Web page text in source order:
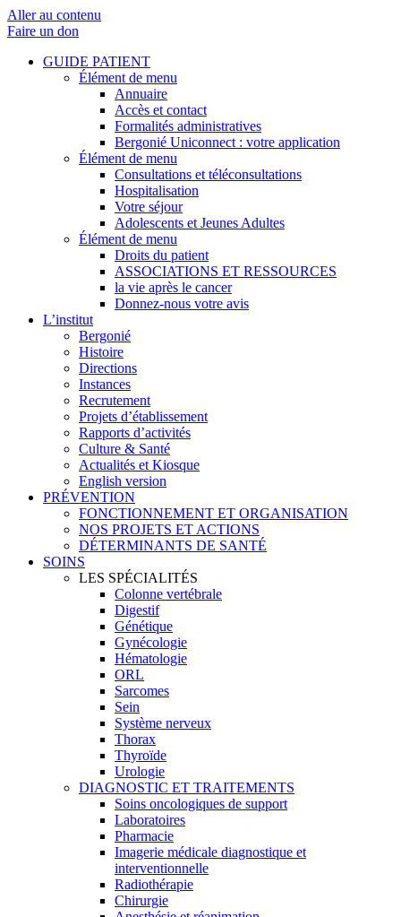
Aller au contenu
Faire un don
GUIDE PATIENT
Élément de menu
Annuaire
Accès et contact
Formalités administratives
Bergonié Uniconnect : votre application
Élément de menu
Consultations et téléconsultations
Hospitalisation
Votre séjour
Adolescents et Jeunes Adultes
Élément de menu
Droits du patient
ASSOCIATIONS ET RESSOURCES
la vie après le cancer
Donnez-nous votre avis
L’institut
Bergonié
Histoire
Directions
Instances
Recrutement
Projets d’établissement
Rapports d’activités
Culture & Santé
Actualités et Kiosque
English version
PRÉVENTION
FONCTIONNEMENT ET ORGANISATION
NOS PROJETS ET ACTIONS
DÉTERMINANTS DE SANTÉ
SOINS
LES SPÉCIALITÉS
Colonne vertébrale
Digestif
Génétique
Gynécologie
Hématologie
ORL
Sarcomes
Sein
Système nerveux
Thorax
Thyroïde
Urologie
DIAGNOSTIC ET TRAITEMENTS
Soins oncologiques de support
Laboratoires
Pharmacie
Imagerie médicale diagnostique et
interventionnelle
Radiothérapie
Chirurgie